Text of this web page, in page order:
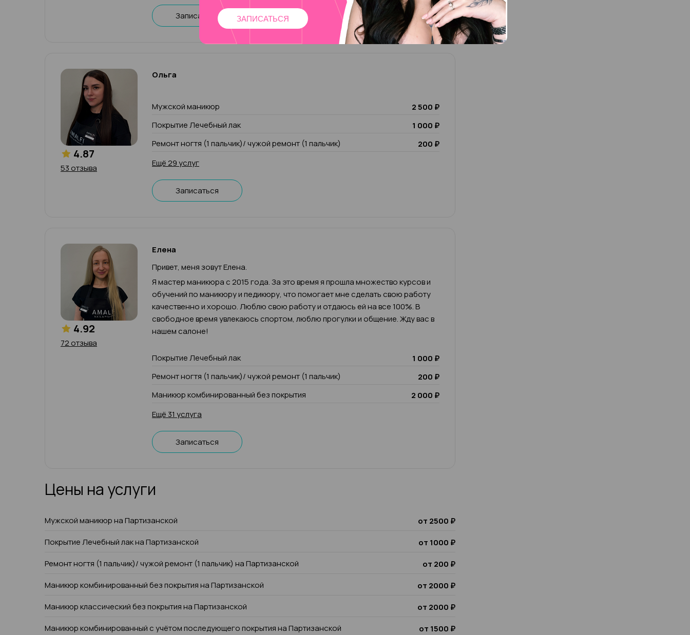
Записаться
4.87
53 отзыва
Ольга
Мужской маникюр
2 500 ₽
Покрытие Лечебный лак
1 000 ₽
Ремонт ногтя (1 пальчик)/ чужой ремонт (1 пальчик)
200 ₽
Ещё 29 услуг
Записаться
4.92
72 отзыва
Елена
Привет, меня зовут Елена.
Я мастер маникюра с 2015 года. За это время я прошла множество курсов и
обучений по маникюру и педикюру, что помогает мне сделать свою работу
качественно и хорошо. Люблю свою работу и отдаюсь ей на все 100%. В
свободное время увлекаюсь спортом, люблю прогулки и общение. Жду вас в
нашем салоне!
Покрытие Лечебный лак
1 000 ₽
Ремонт ногтя (1 пальчик)/ чужой ремонт (1 пальчик)
200 ₽
Маникюр комбинированный без покрытия
2 000 ₽
Ещё 31 услуга
Записаться
Цены на услуги
Мужской маникюр на Партизанской
от 2500 ₽
Покрытие Лечебный лак на Партизанской
от 1000 ₽
Ремонт ногтя (1 пальчик)/ чужой ремонт (1 пальчик) на Партизанской
от 200 ₽
Маникюр комбинированный без покрытия на Партизанской
от 2000 ₽
Маникюр классический без покрытия на Партизанской
от 2000 ₽
Маникюр комбинированный с учётом последующего покрытия на Партизанской
от 1500 ₽
ЗАПИСАТЬСЯ